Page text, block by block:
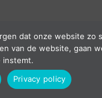
dat onze website zo
van de website, gaan
instemt.
Privacy policy